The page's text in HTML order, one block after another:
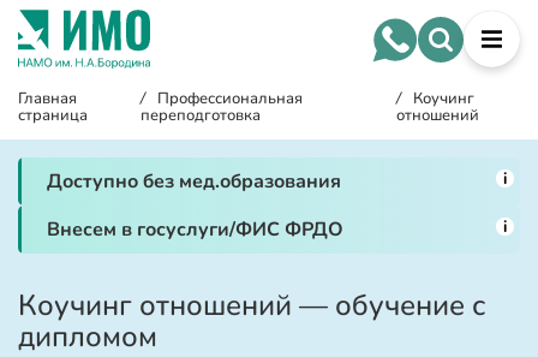
Главная
страница
/ Профессиональная
переподготовка
/ Коучинг
отношений
Доступно без мед.образования i
Внесем в госуслуги/ФИС ФРДО i
Коучинг отношений — обучение с
дипломом